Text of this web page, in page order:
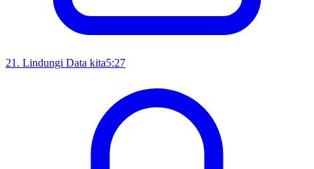
21 . Lindungi Data kita5:27